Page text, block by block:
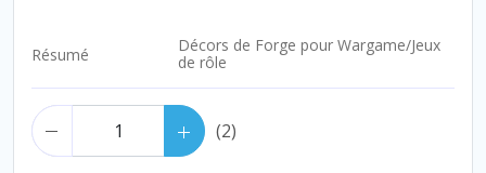
Résumé
Décors de Forge pour Wargame/Jeux
de rôle
(2)